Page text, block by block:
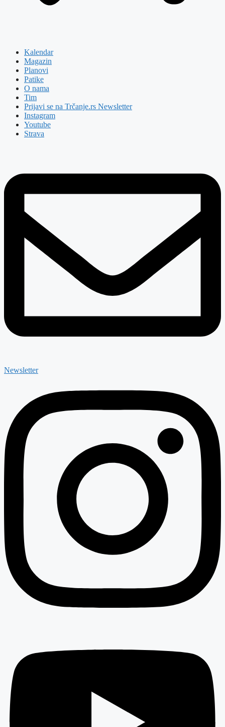
Kalendar
Magazin
Planovi
Patike
O nama
Tim
Prijavi se na Trčanje.rs Newsletter
Instagram
Youtube
Strava
Newsletter